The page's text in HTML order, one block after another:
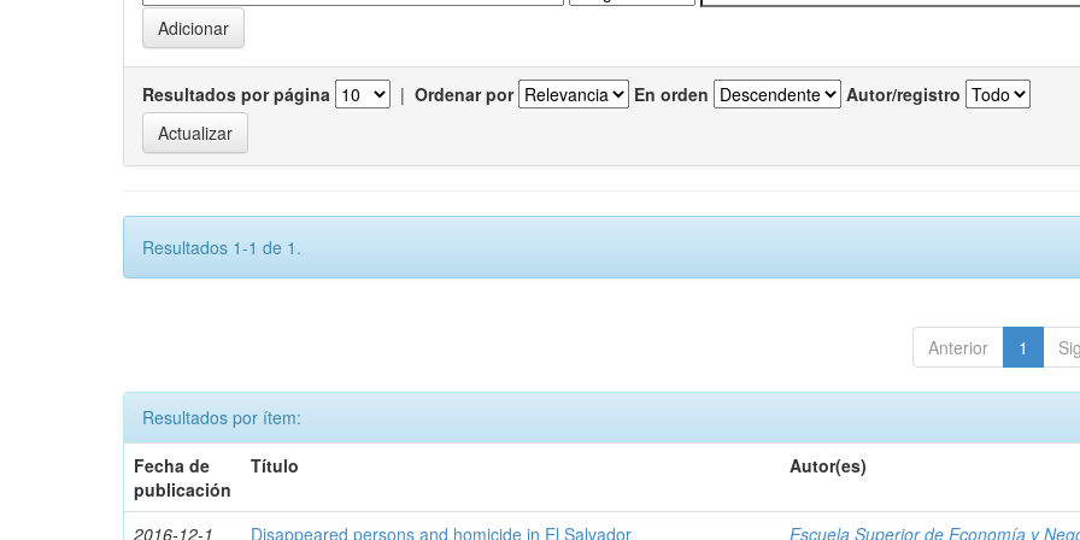
Resultados por página | Ordenar por En orden Autor/registro
Resultados 1-1 de 1.
Anterior 1
Resultados por ítem:
Fecha de
publicación
Título Autor(es)
2016-12-1 Disappeared persons and homicide in El Salvador Escuela Superior de Economía y